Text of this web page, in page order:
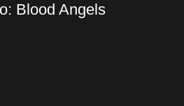
Blood Angels